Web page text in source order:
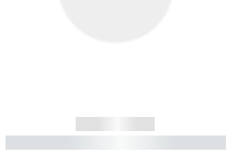
------------
----------- ----------- ----------